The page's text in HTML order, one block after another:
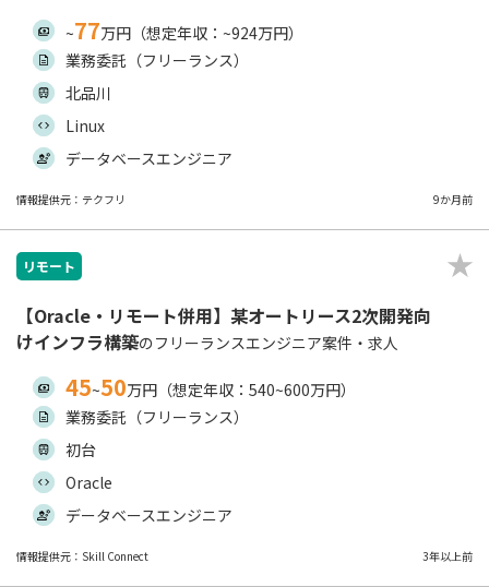
~77万円（想定年収：~924万円）
業務委託（フリーランス）
北品川
Linux
データベースエンジニア
情報提供元：テクフリ 9か月前
リモート
【Oracle・リモート併用】某オートリース2次開発向
けインフラ構築のフリーランスエンジニア案件・求人
45~50万円（想定年収：540~600万円）
業務委託（フリーランス）
初台
Oracle
データベースエンジニア
情報提供元：Skill Connect 3年以上前